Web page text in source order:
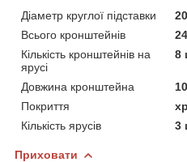
Діаметр круглої підставки
Всього кронштейнів
Кількість кронштейнів на
ярусі
8
Довжина кронштейна
Покриття
Кількість ярусів
3
Приховати